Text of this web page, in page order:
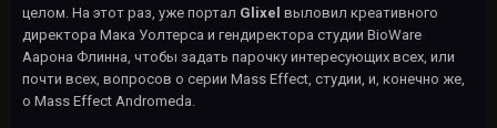
целом. На этот раз, уже портал Glixel выловил креативного
директора Мака Уолтерса и гендиректора студии BioWare
Аарона Флинна, чтобы задать парочку интересующих всех, или
почти всех, вопросов о серии Mass Effect, студии, и, конечно же,
о Mass Effect Andromeda.